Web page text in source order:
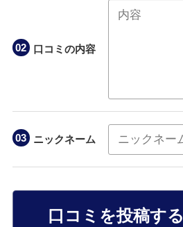
口コミの内容
ニックネーム
口コミを投稿する